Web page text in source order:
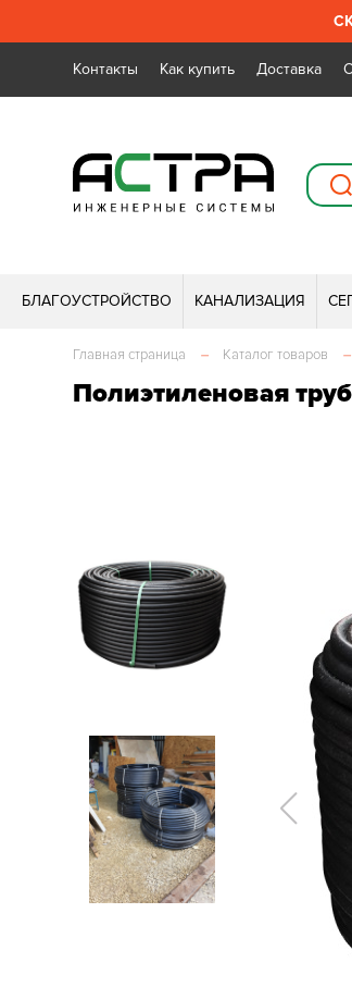
Контакты Как купить Доставка
БЛАГОУСТРОЙСТВО КАНАЛИЗАЦИЯ
Главная страница – Каталог товаров –
Полиэтиленовая